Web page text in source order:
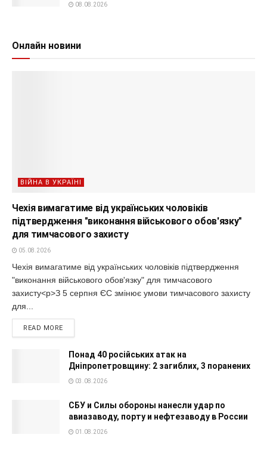
08.08.2026
Онлайн новини
ВІЙНА В УКРАЇНІ
Чехія вимагатиме від українських чоловіків
підтвердження "виконання військового обов'язку"
для тимчасового захисту
05.08.2026
Чехія вимагатиме від українських чоловіків підтвердження
"виконання військового обов'язку" для тимчасового
захисту<p>З 5 серпня ЄС змінює умови тимчасового захисту
для...
READ MORE
Понад 40 російських атак на
Дніпропетровщину: 2 загиблих, 3 поранених
03.08.2026
СБУ и Силы обороны нанесли удар по
авиазаводу, порту и нефтезаводу в России
01.08.2026